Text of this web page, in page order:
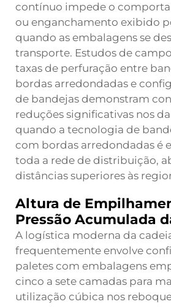
contínuo impede o
ou enganchamento exibido
quando as embalagens se
transporte. Estudos de
taxas de perfuração entre
bordas arredondadas e
de bandejas demonstram
reduções significativas nos
quando a tecnologia de
com bordas arredondadas é
toda a rede de distribuição,
distâncias superiores às
Altura de
Pressão Acumulada
A logística moderna da
frequentemente envolve
paletes com embalagens
cinco a sete camadas para
utilização cúbica nos